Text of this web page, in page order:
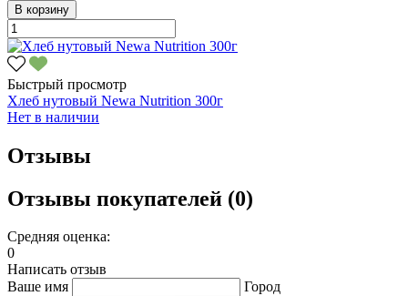
В корзину
Быстрый просмотр
Хлеб нутовый Newa Nutrition 300г
Нет в наличии
Отзывы
Отзывы покупателей (0)
Средняя оценка:
0
Написать отзыв
Ваше имя
Город